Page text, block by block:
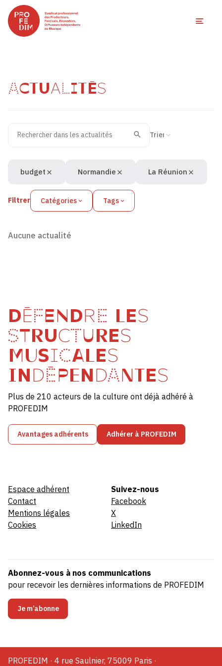
ACTUALITÉS
Recherche
Valider
Filtrer Catégories Tags
budget Normandie La Réunion
Aucune actualité
DÉFENDRE LES
STRUCTURES
MUSICALES
INDÉPENDANTES
Plus de 210 acteurs de la culture ont déjà adhéré à
PROFEDIM
Avantages adhérents Adhérer à PROFEDIM
Espace adhérent
Contact
Mentions légales
Cookies
Suivez-nous
Facebook
X
LinkedIn
Abonnez-vous à nos communications
pour recevoir les dernières informations de PROFEDIM
Je m’abonne
PROFEDIM · 4 rue Saulnier, 75009 Paris ·